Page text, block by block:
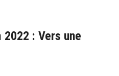
: Vers une